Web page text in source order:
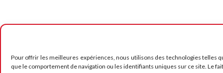
Pour offrir les meilleures expériences, nous utilisons des technologies telles
que le comportement de navigation ou les identifiants uniques sur ce site. Le